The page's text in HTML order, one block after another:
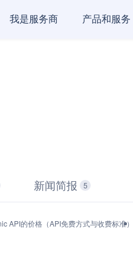
我是服务商 产品和服务
新闻简报 5
API的价格（API免费方式与收费标准）